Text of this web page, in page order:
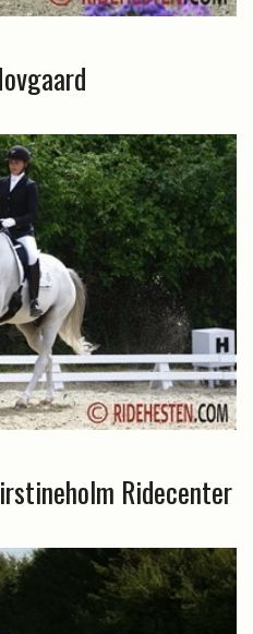
Ridecenter